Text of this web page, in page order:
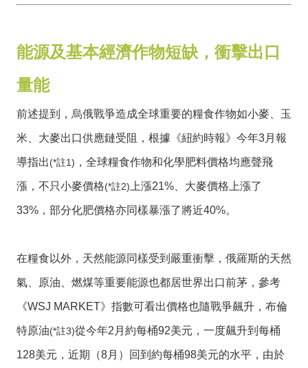
桃
園
政
府
E
g
隱
私
策
網
能源及基本經濟作物短缺，衝擊出口
量能
前述提到，烏俄戰爭造成全球重要的糧食作物如小麥、玉
米、大麥出口供應鏈受阻，根據《紐約時報》今年3月報
導指出(*註1) ，全球糧食作物和化學肥料價格均應聲飛
漲，不只小麥價格(*註2) 上漲21%、大麥價格上漲了
33%，部分化肥價格亦同樣暴漲了將近40%。
在糧食以外，天然能源同樣受到嚴重衝擊，俄羅斯的天然
氣、原油、燃煤等重要能源也都居世界出口前茅，參考
《WSJ MARKET》指數可看出價格也隨戰爭飆升，布倫
特原油(*註3)從今年2月約每桶92美元，一度飆升到每桶
128美元，近期（8月）回到約每桶98美元的水平，由於